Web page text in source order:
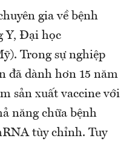
gia về bệnh
Y, Đại học
Trong sự nghiệp
đã dành hơn 15 năm
sản xuất vaccine với
năng chữa bệnh
tùy chỉnh. Tuy